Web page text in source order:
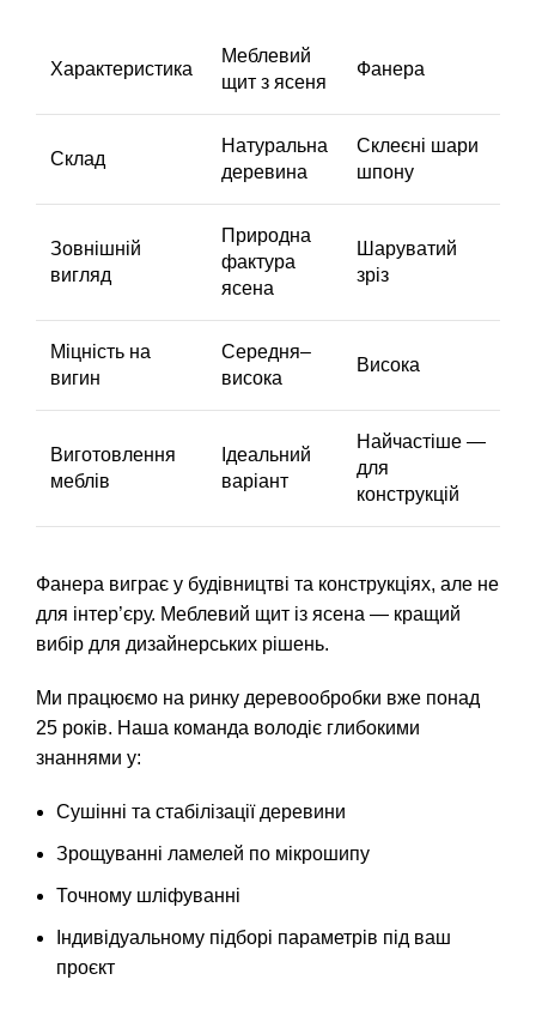
Характеристика
Меблевий
щит з ясеня
Фанера
Склад
Натуральна
деревина
Склеєні шари
шпону
Зовнішній
вигляд
Природна
фактура
ясена
Шаруватий
зріз
Міцність на
вигин
Середня–
висока
Висока
Виготовлення
меблів
Ідеальний
варіант
Найчастіше —
для
конструкцій
Фанера виграє у будівництві та конструкціях, але не
для інтер’єру. Меблевий щит із ясена — кращий
вибір для дизайнерських рішень.
Ми працюємо на ринку деревообробки вже понад
25 років. Наша команда володіє глибокими
знаннями у:
Сушінні та стабілізації деревини
Зрощуванні ламелей по мікрошипу
Точному шліфуванні
Індивідуальному підборі параметрів під ваш
проєкт